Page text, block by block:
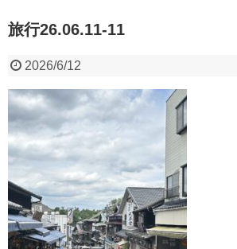
旅行26.06.11-11
2026/6/12